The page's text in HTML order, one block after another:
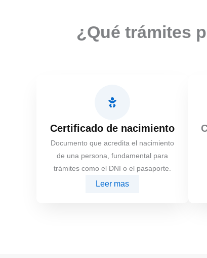
¿Qué trámites
Certificado de nacimiento
Documento que acredita el nacimiento
de una persona, fundamental para
trámites como el DNI o el pasaporte.
Leer mas